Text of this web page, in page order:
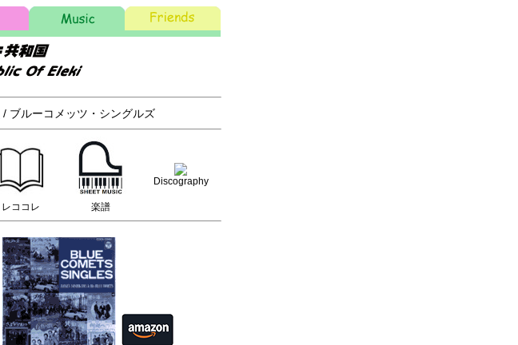
/ ブルーコメッツ・シングルズ
レココレ 楽譜
Discography